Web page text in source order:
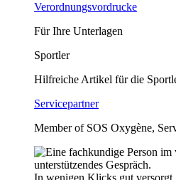
Verordnungsvordrucke
Für Ihre Unterlagen
Sportler
Hilfreiche Artikel für die
Servicepartner
Member of SOS Oxygène,